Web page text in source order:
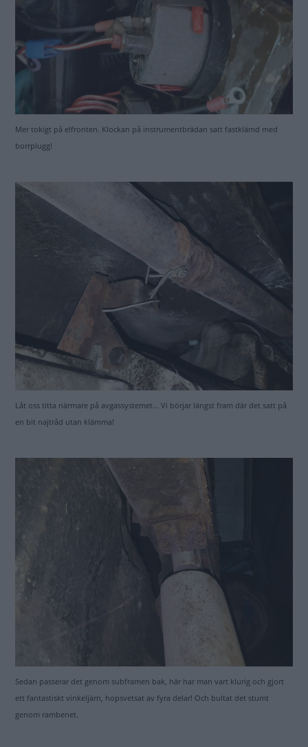
Mer tokigt på elfronten. Klockan på instrumentbrädan satt fastklämd med
borrplugg!
Låt oss titta närmare på avgassystemet... Vi börjar längst fram där det satt på
en bit najtråd utan klämma!
Sedan passerar det genom subframen bak, här har man vart klurig och gjort
ett fantastiskt vinkeljärn, hopsvetsat av fyra delar! Och bultat det stumt
genom rambenet.